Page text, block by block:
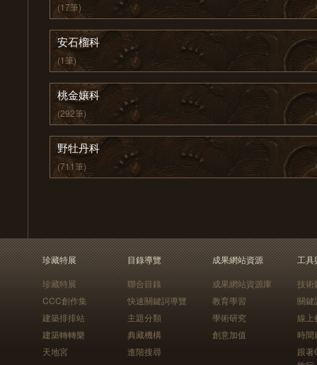
(17筆)
安石榴科
(1筆)
桃金孃科
(292筆)
野牡丹科
(711筆)
珍藏特展
珍藏特展
CCC創作集
建築排排站
建築轉轉樂
天地宮
目錄導覽
聯合目錄
快速關鍵詞導覽
主題分類
典藏機構
進階搜尋
成果網站資源
成果網站資源庫
教育學習
學術研究
創意加值
工具
技術
關鍵
線上
時間
跟